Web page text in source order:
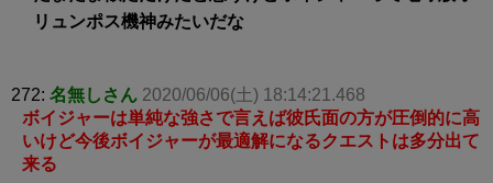
リュンポス機神みたいだな
272: 名無しさん 2020/06/06(土) 18:14:21.468
ボイジャーは単純な強さで言えば彼氏面の方が圧倒的に高
いけど今後ボイジャーが最適解になるクエストは多分出て
来る